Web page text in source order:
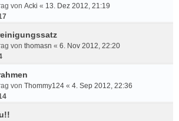
von Acki « 13. Dez 2012, 21:19
von thomasn « 6. Nov 2012, 22:20
von Thommy124 « 4. Sep 2012, 22:36